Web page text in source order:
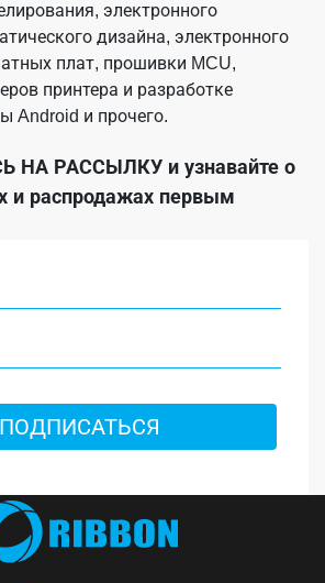
электронного
дизайна, электронного
плат, прошивки MCU,
принтера и разработке
Android и прочего.
НА РАССЫЛКУи узнавайте о
и распродажах первым
ПОДПИСАТЬСЯ